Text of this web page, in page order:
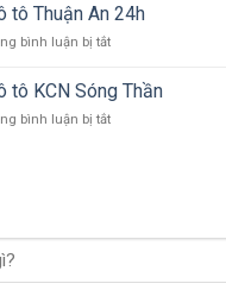
KCN
vỏ
xe
ô
Bắc
Tân
Uyên
tô Thuận An 24h
bình luận bị tắtở
ô
tô
tô KCN Sóng Thần
bình luận bị tắtở
Sóng